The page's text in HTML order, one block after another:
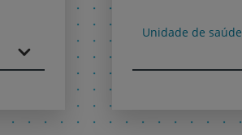
Unidade de saúde